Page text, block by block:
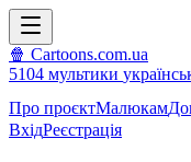
🍿 Cartoons.com.ua
5104 мультики
Про проєктМалюкам
ВхідРеєстрація